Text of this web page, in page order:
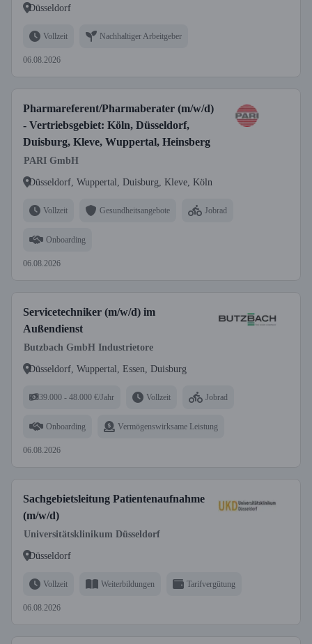
Düsseldorf
Vollzeit Nachhaltiger Arbeitgeber
06.08.2026
Pharmareferent/Pharmaberater (m/w/d)
- Vertriebsgebiet: Köln, Düsseldorf,
Duisburg, Kleve, Wuppertal, Heinsberg
PARI GmbH
Düsseldorf, Wuppertal, Duisburg, Kleve, Köln
Vollzeit Gesundheitsangebote Jobrad
Onboarding
06.08.2026
Servicetechniker (m/w/d) im
Außendienst
Butzbach GmbH Industrietore
Düsseldorf, Wuppertal, Essen, Duisburg
39.000 - 48.000 €/Jahr Vollzeit Jobrad
Onboarding Vermögenswirksame Leistung
06.08.2026
Sachgebietsleitung Patientenaufnahme
(m/w/d)
Universitätsklinikum Düsseldorf
Düsseldorf
Vollzeit Weiterbildungen Tarifvergütung
06.08.2026